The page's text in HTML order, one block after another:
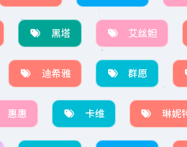
黑塔 艾丝妲
迪希雅 群愿
惠惠 卡维 琳妮